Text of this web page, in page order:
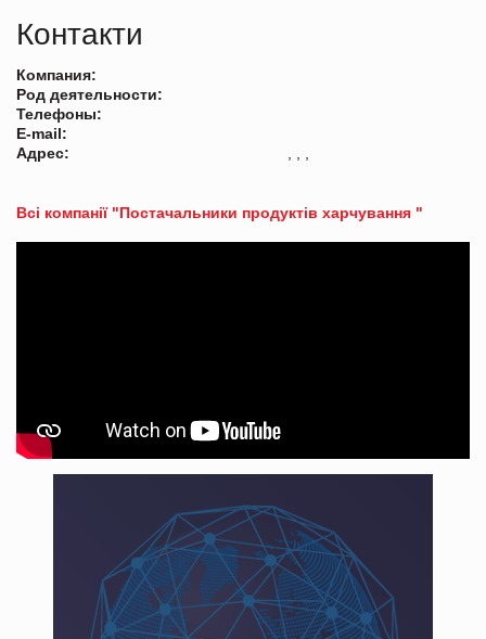
Контакти
Компания:
Род деятельности:
Телефоны:
E-mail:
Адрес:
Всі компанії "Постачальники продуктів харчування "